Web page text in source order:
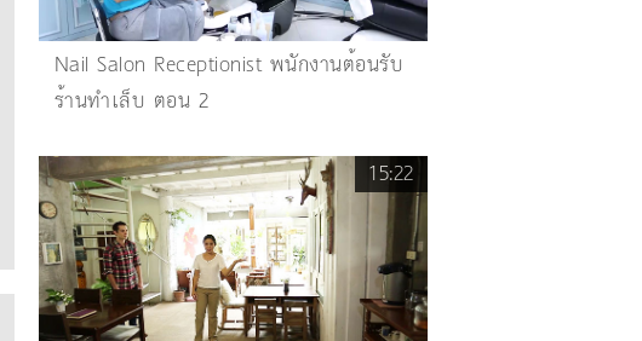
Nail Salon Receptionist พนักงานต้อนรับ
ร้านทำเล็บ ตอน 2
15:22